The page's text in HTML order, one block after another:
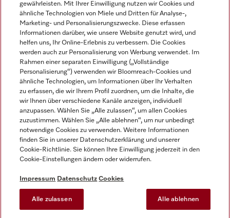
AGB
Datenschutz
Nutzungsbedingungen
Barrierefreiheitserklärung
EU-Gesetzen über digitale Dienste
Cookie-Einstellungen
Miele auf Instagram
Miele auf Facebook
Miele auf Youtube
gewährleisten. Mit Ihrer Einwilligung nutzen wir Cookies und
ähnliche Technologien von Miele und Dritten für Analyse-,
Marketing- und Personalisierungszwecke. Diese erfassen
Informationen darüber, wie unsere Website genutzt wird, und
helfen uns, Ihr Online-Erlebnis zu verbessern. Die Cookies
werden auch zur Personalisierung von Werbung verwendet. Im
Rahmen einer separaten Einwilligung („Vollständige
Personalisierung“) verwenden wir Bloomreach-Cookies und
ähnliche Technologien, um Informationen über Ihr Verhalten
zu erfassen, die wir Ihrem Profil zuordnen, um die Inhalte, die
wir Ihnen über verschiedene Kanäle anzeigen, individuell
anzupassen. Wählen Sie „Alle zulassen“, um allen Cookies
zuzustimmen. Wählen Sie „Alle ablehnen“, um nur unbedingt
notwendige Cookies zu verwenden. Weitere Informationen
finden Sie in unserer Datenschutzerklärung und unserer
Cookie-Richtlinie. Sie können Ihre Einwilligung jederzeit in den
Cookie-Einstellungen ändern oder widerrufen.
Impressum Datenschutz Cookies
Alle zulassen Alle ablehnen